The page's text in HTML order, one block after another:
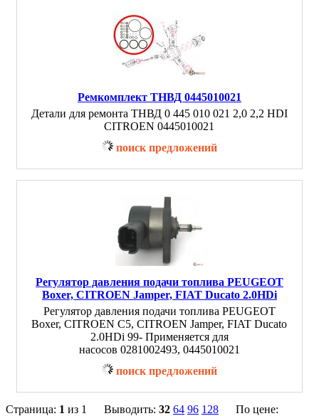
Ремкомплект ТНВД 0445010021
Детали для ремонта ТНВД 0 445 010 021 2,0 2,2 HDI
CITROEN 0445010021
поиск предложений
Регулятор давления подачи топлива PEUGEOT
Boxer, CITROEN Jamper, FIAT Ducato 2.0HDi
Регулятор давления подачи топлива PEUGEOT
Boxer, CITROEN C5, CITROEN Jamper, FIAT Ducato
2.0HDi 99- Применяется для
насосов 0281002493, 0445010021
поиск предложений
Страница: 1 из 1 Выводить: 32 64 96 128
По цене: